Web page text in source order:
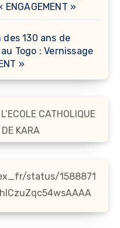
»
130 ans de
Togo : Vernissage
»
CATHOLIQUE
KARA
status/1588871